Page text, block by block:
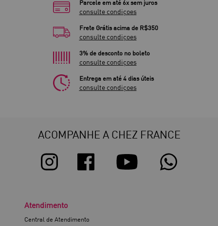
Parcele em até 6x sem juros
consulte condiçoes
Frete Grátis acima de R$350
consulte condiçoes
3% de desconto no boleto
consulte condiçoes
Entrega em até 4 dias úteis
consulte condiçoes
ACOMPANHE A CHEZ FRANCE
Atendimento
Central de Atendimento